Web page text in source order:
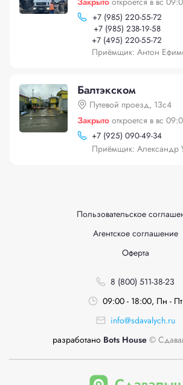
+7 (985) 220-55-72
+7 (985) 238-19-58
+7 (495) 220-55-72
Приёмщик: Антон
Балтэкском
Путевой проезд, 13с4
Закрыто откроется в вс
+7 (925) 090-49-34
Приёмщик: Александр
Пользовательское
Агентское соглашение
Оферта
8 (800) 511-38-23
09:00 - 18:00, Пн - Пт
info@sdavalych.ru
разработано Bots House ©